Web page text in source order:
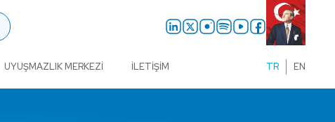
UYUŞMAZLIK MERKEZI İLETIŞIM TR EN